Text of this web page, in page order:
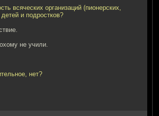
всяческих организаций (пионерских,
и подростков?
не учили.
нет?